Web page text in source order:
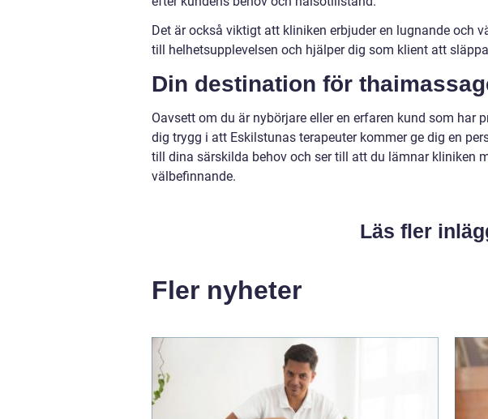
Det är också viktigt att kliniken erbjuder en lugnande och
till helhetsupplevelsen och hjälper dig som klient att
Din destination för
Oavsett om du är nybörjare eller en erfaren kund som har
dig trygg i att Eskilstunas terapeuter kommer ge dig en
till dina särskilda behov och ser till att du lämnar kliniken
välbefinnande.
Läs fler
Fler nyheter